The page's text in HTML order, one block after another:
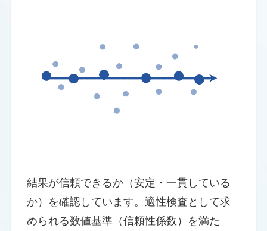
結果が信頼できるか（安定・一貫している
か）を確認しています。適性検査として求
められる数値基準（信頼性係数）を満た